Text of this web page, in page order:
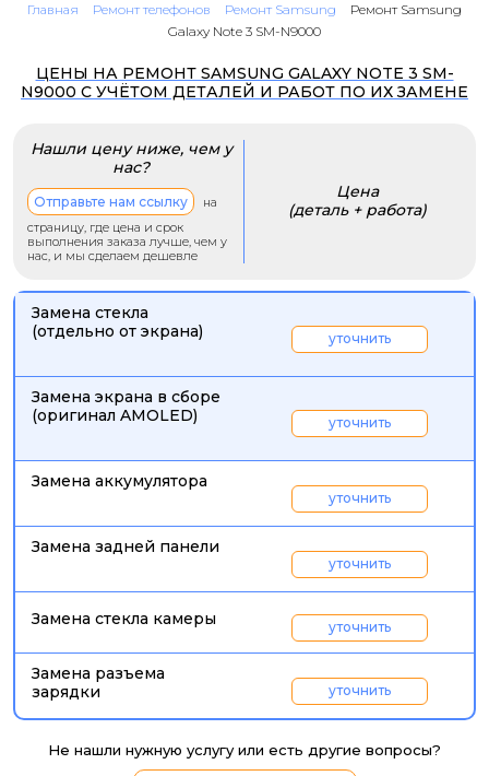
Главная Ремонт телефонов Ремонт Samsung
Ремонт Samsung
Galaxy Note 3 SM-N9000
ЦЕНЫ НА РЕМОНТ SAMSUNG GALAXY NOTE 3 SM-
N9000 С УЧЁТОМ ДЕТАЛЕЙ И РАБОТ ПО ИХ ЗАМЕНЕ
Нашли цену ниже, чем у
нас?
Отправьте нам ссылку
на
страницу, где цена и срок
выполнения заказа лучше, чем у
нас, и мы сделаем дешевле
Цена
(деталь + работа)
Замена стекла
(отдельно от экрана)
уточнить
Замена экрана в сборе
(оригинал AMOLED)
уточнить
Замена аккумулятора
уточнить
Замена задней панели
уточнить
Замена стекла камеры уточнить
Замена разъема
зарядки
уточнить
Не нашли нужную услугу или есть другие вопросы?